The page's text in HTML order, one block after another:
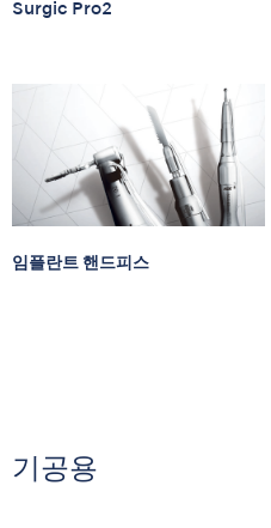
Surgic Pro2
임플란트 핸드피스
기공용